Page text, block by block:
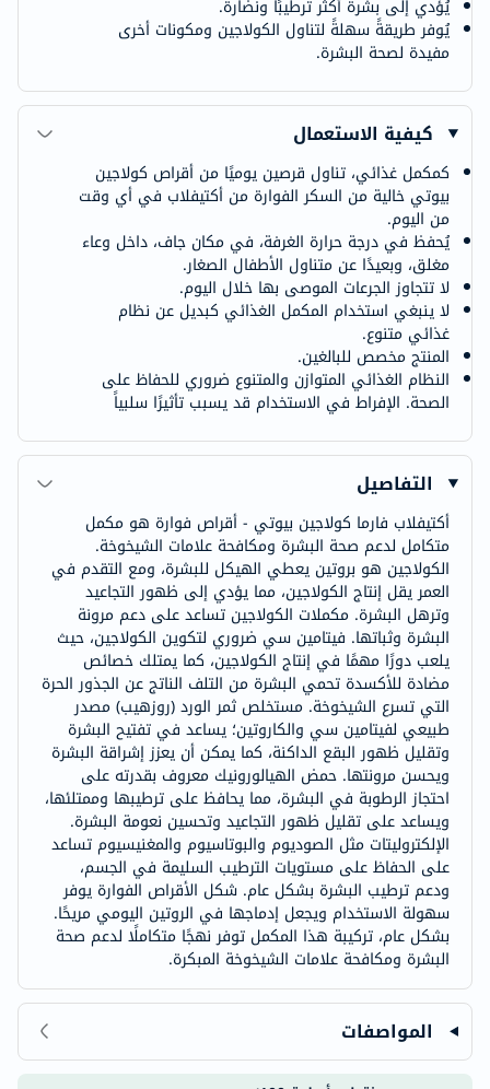
يُؤدي إلى بشرة أكثر ترطيبًا ونضارة.
يُوفر طريقةً سهلةً لتناول الكولاجين ومكونات أخرى
مفيدة لصحة البشرة.
كيفية الاستعمال
كمكمل غذائي، تناول قرصين يوميًا من أقراص كولاجين
بيوتي خالية من السكر الفوارة من أكتيفلاب في أي وقت
من اليوم.
يُحفظ في درجة حرارة الغرفة، في مكان جاف، داخل وعاء
مغلق، وبعيدًا عن متناول الأطفال الصغار.
لا تتجاوز الجرعات الموصى بها خلال اليوم.
لا ينبغي استخدام المكمل الغذائي كبديل عن نظام
غذائي متنوع.
المنتج مخصص للبالغين.
النظام الغذائي المتوازن والمتنوع ضروري للحفاظ على
الصحة. الإفراط في الاستخدام قد يسبب تأثيرًا سلبياً
التفاصيل
أكتيفلاب فارما كولاجين بيوتي - أقراص فوارة هو مكمل
متكامل لدعم صحة البشرة ومكافحة علامات الشيخوخة.
الكولاجين هو بروتين يعطي الهيكل للبشرة، ومع التقدم في
العمر يقل إنتاج الكولاجين، مما يؤدي إلى ظهور التجاعيد
وترهل البشرة. مكملات الكولاجين تساعد على دعم مرونة
البشرة وثباتها. فيتامين سي ضروري لتكوين الكولاجين، حيث
يلعب دورًا مهمًا في إنتاج الكولاجين، كما يمتلك خصائص
مضادة للأكسدة تحمي البشرة من التلف الناتج عن الجذور الحرة
التي تسرع الشيخوخة. مستخلص ثمر الورد (روزهيب) مصدر
طبيعي لفيتامين سي والكاروتين؛ يساعد في تفتيح البشرة
وتقليل ظهور البقع الداكنة، كما يمكن أن يعزز إشراقة البشرة
ويحسن مرونتها. حمض الهيالورونيك معروف بقدرته على
احتجاز الرطوبة في البشرة، مما يحافظ على ترطيبها وممتلئها،
ويساعد على تقليل ظهور التجاعيد وتحسين نعومة البشرة.
الإلكتروليتات مثل الصوديوم والبوتاسيوم والمغنيسيوم تساعد
على الحفاظ على مستويات الترطيب السليمة في الجسم،
ودعم ترطيب البشرة بشكل عام. شكل الأقراص الفوارة يوفر
سهولة الاستخدام ويجعل إدماجها في الروتين اليومي مريحًا.
بشكل عام، تركيبة هذا المكمل توفر نهجًا متكاملًا لدعم صحة
البشرة ومكافحة علامات الشيخوخة المبكرة.
المواصفات